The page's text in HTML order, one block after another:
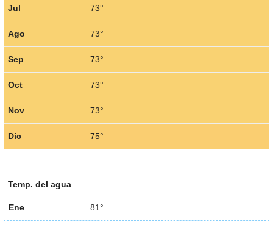
Jul 73°
Ago 73°
Sep 73°
Oct 73°
Nov 73°
Dic 75°
Temp. del agua
Ene 81°